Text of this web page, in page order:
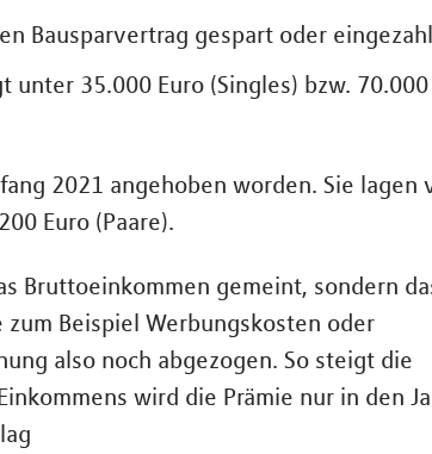
Bausparvertrag gespart oder
35.000 Euro (Singles) bzw. 70.000
2021 angehoben worden. Sie lagen
Euro (Paare).
Bruttoeinkommen gemeint, sondern
Beispiel Werbungskosten oder
also noch abgezogen. So steigt die
wird die Prämie nur in den